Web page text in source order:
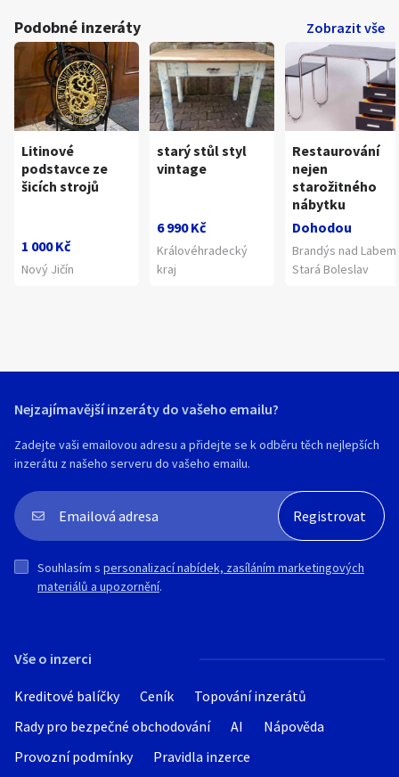
Podobné inzeráty Zobrazit vše
Litinové
podstavce ze
šicích strojů
1 000 Kč
Nový Jičín
starý stůl styl
vintage
6 990 Kč
Královéhradecký
kraj
Restaurování
nejen
starožitného
nábytku
Dohodou
Brandýs nad Labem-
Stará Boleslav
Vše o inzerci
Kreditové balíčky Ceník
Topování inzerátů
Rady pro bezpečné obchodování
AI
Nápověda
Provozní podmínky
Pravidla inzerce
Nejzajímavější inzeráty do vašeho emailu?
Zadejte vaši emailovou adresu a přidejte se k odběru těch nejlepších
inzerátu z našeho serveru do vašeho emailu.
Souhlasím s personalizací nabídek, zasíláním marketingových
materiálů a upozornění.